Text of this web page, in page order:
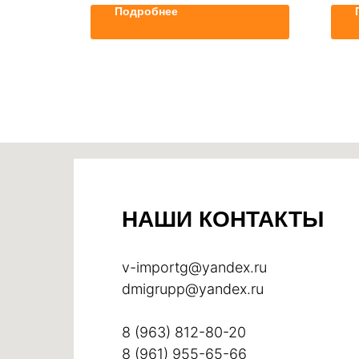
Подробнее
НАШИ КОНТАКТЫ
v-importg@yandex.ru
dmigrupp@yandex.ru
8 (963) 812-80-20
8 (961) 955-65-66